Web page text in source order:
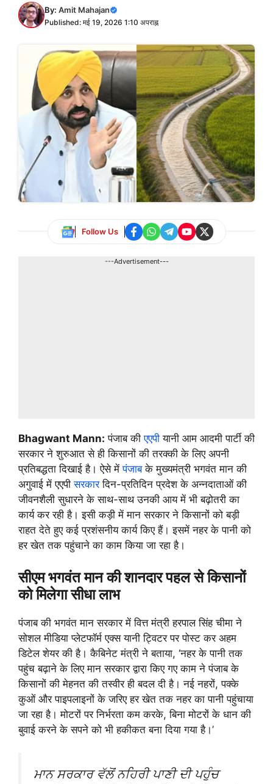
By: Amit Mahajan
Published: मई 19, 2026 1:10 अपराह्न
Follow Us
---Advertisement---
Bhagwant Mann: पंजाब कीएएपी यानी आम आदमी पार्टी की
सरकार ने शुरुआत से ही किसानों की तरक्की के लिए अपनी
प्रतिबद्धता दिखाई है। ऐसे मेंपंजाबके मुख्यमंत्री भगवंत मान की
अगुवाई में एएपीसरकारदिन-प्रतिदिन प्रदेश के अन्नदाताओं की
जीवनशैली सुधारने के साथ-साथ उनकी आय में भी बढ़ोतरी का
कार्य कर रही है। इसी कड़ी में मान सरकार ने किसानों को बड़ी
राहत देते हुए कई प्रशंसनीय कार्य किए हैं। इसमें नहर के पानी को
हर खेत तक पहुंचाने का काम किया जा रहा है।
सीएम भगवंत मान की शानदार पहल से किसानों
को मिलेगा सीधा लाभ
पंजाब की भगवंत मान सरकार में वित्त मंत्री हरपाल सिंह चीमा ने
सोशल मीडिया प्लेटफॉर्म एक्स यानी ट्विटर पर पोस्ट कर अहम
डिटेल शेयर की है। कैबिनेट मंत्री ने बताया, ‘नहर के पानी तक
पहुंच बढ़ाने के लिए मान सरकार द्वारा किए गए काम ने पंजाब के
किसानों की मेहनत की तस्वीर ही बदल दी है। नई नहरों, पक्के
कुओं और पाइपलाइनों के जरिए हर खेत तक नहर का पानी पहुंचाया
जा रहा है। मोटरों पर निर्भरता कम करके, बिना मोटरों के धान की
बुवाई करने के सपने को भी हकीकत बना दिया गया है।’
ਮਾਨ ਸਰਕਾਰ ਵੱਲੋਂ ਨਹਿਰੀ ਪਾਣੀ ਦੀ ਪਹੁੰਚ